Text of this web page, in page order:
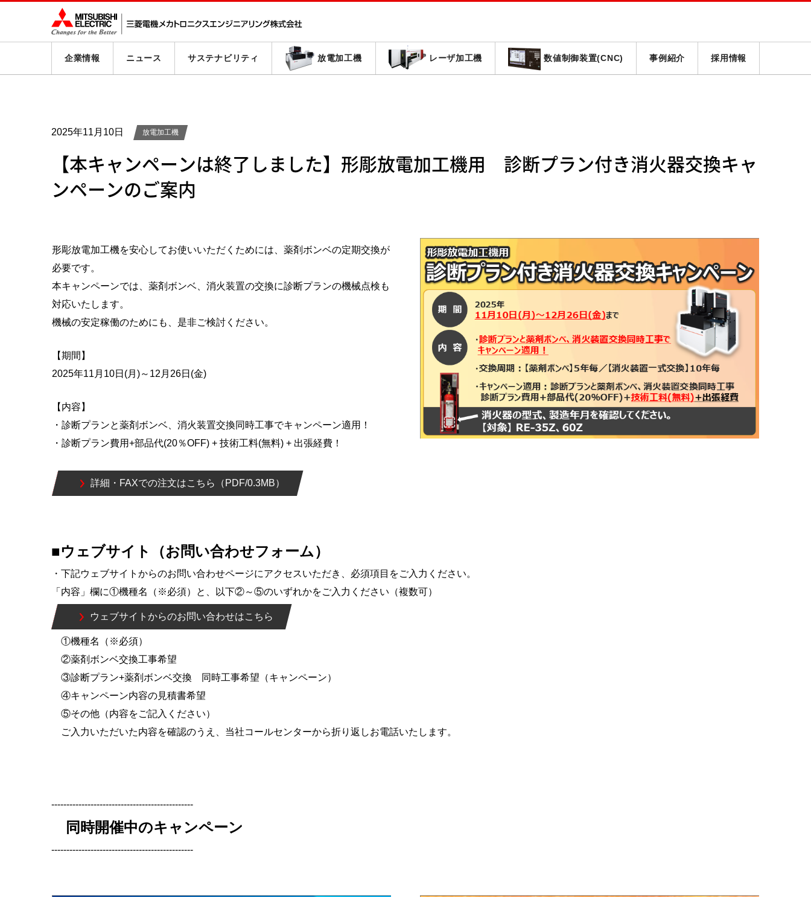
企業情報 ニュース サステナビリティ 放電加工機 レーザ加工機 数値制御装置(CNC) 事例紹介 採用情報
2025年11月10日 放電加工機
【本キャンペーンは終了しました】形彫放電加工機用 診断プラン付き消火器交換キャ
ンペーンのご案内
形彫放電加工機を安心してお使いいただくためには、薬剤ボンベの定期交換が
必要です。
本キャンペーンでは、薬剤ボンベ、消火装置の交換に診断プランの機械点検も
対応いたします。
機械の安定稼働のためにも、是非ご検討ください。
【期間】
2025年11月10日(月)～12月26日(金)
【内容】
・診断プランと薬剤ボンベ、消火装置交換同時工事でキャンペーン適用！
・診断プラン費用+部品代(20％OFF) + 技術工料(無料) + 出張経費！
詳細・FAXでの注文はこちら（PDF/0.3MB）
■ウェブサイト（お問い合わせフォーム）
・下記ウェブサイトからのお問い合わせページにアクセスいただき、必須項目をご入力ください。
「内容」欄に①機種名（※必須）と、以下②～⑤のいずれかをご入力ください（複数可）
ウェブサイトからのお問い合わせはこちら
①機種名（※必須）
②薬剤ボンベ交換工事希望
③診断プラン+薬剤ボンベ交換 同時工事希望（キャンペーン）
④キャンペーン内容の見積書希望
⑤その他（内容をご記入ください）
ご入力いただいた内容を確認のうえ、当社コールセンターから折り返しお電話いたします。
-----------------------------------------------
同時開催中のキャンペーン
-----------------------------------------------